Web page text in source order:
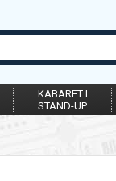
KABARET I
STAND-UP